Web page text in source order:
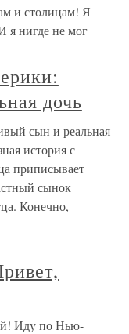
и столицам! Я
я нигде не мог
дочь
сын и реальная
история с
приписывает
сынок
Конечно,
Иду по Нью-